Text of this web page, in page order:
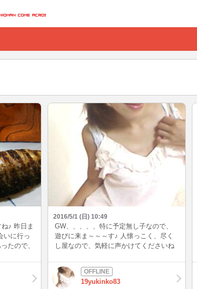
♪ 昨日ま
いに行っ
たので、
で行っ
ホッとし
美味しか
2016/5/1 (日) 10:49
GW、、、、、特に予定無し子なので、
遊びに来ま～～～す♪ 人懐っこく、尽く
し屋なので、気軽に声かけてくださいね
19yukinko83